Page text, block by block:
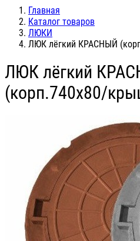
Главная
Каталог товаров
ЛЮКИ
ЛЮК лёгкий КРАСНЫЙ
ЛЮК лёгкий
(корп.740х80/